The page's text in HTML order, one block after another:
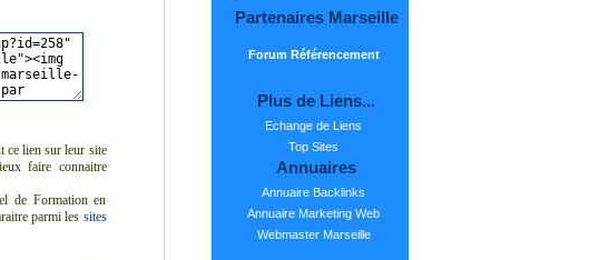
ce lien sur leur site
faire connaitre
de Formation en
parmi les sites
Partenaires Marseille
Forum Référencement
Plus de Liens...
Echange de Liens
Top Sites
Annuaires
Annuaire Backlinks
Annuaire Marketing Web
Webmaster Marseille